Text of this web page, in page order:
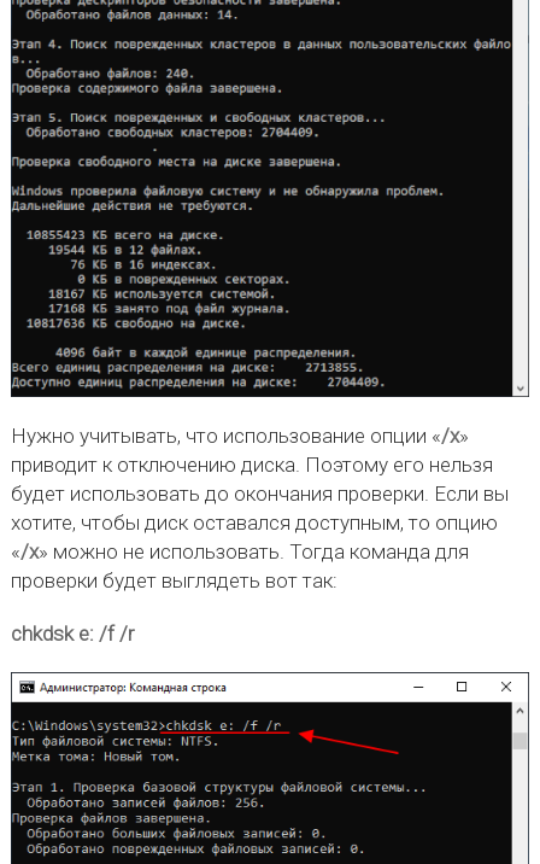
Нужно учитывать, что использование опции «/x»
приводит к отключению диска. Поэтому его нельзя
будет использовать до окончания проверки. Если вы
хотите, чтобы диск оставался доступным, то опцию
«/x» можно не использовать. Тогда команда для
проверки будет выглядеть вот так:
chkdsk e: /f /r